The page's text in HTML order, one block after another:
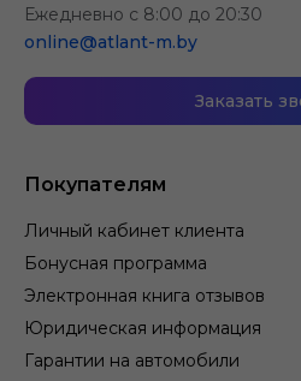
Покупателям
Личный кабинет клиента
Бонусная программа
Электронная книга отзывов
Юридическая информация
Гарантии на автомобили
Ежедневно с 8:00 до 20:30
online@atlant-m.by
Заказать